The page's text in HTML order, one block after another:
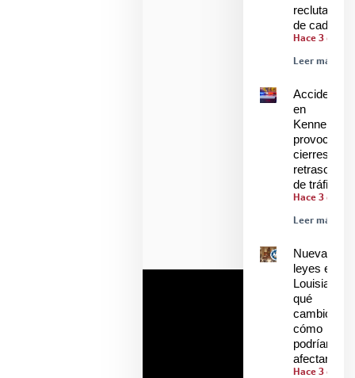
de cadetes
Hace 3 días
Leer más »
Accidente
en
Kenner
provoca
cierres y
retrasos
de tráfico
Hace 3 días
Leer más »
Nuevas
leyes en
Louisiana:
qué
cambió y
cómo
podrían
afectarle
Hace 3 días